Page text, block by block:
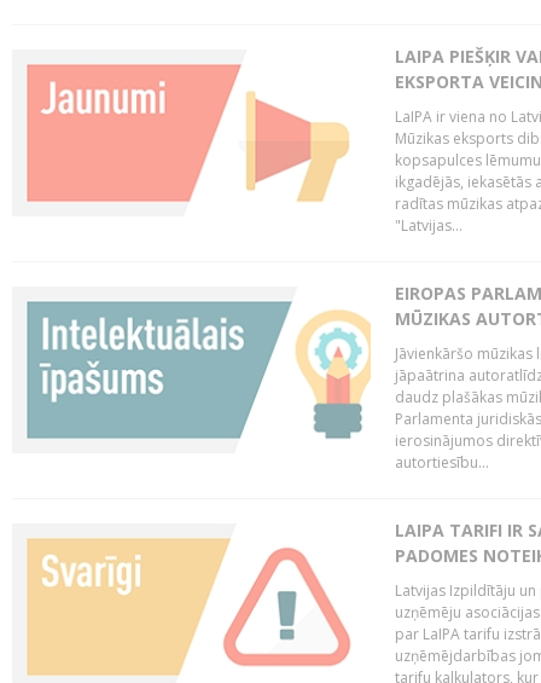
LAIPA PIEŠĶIR
EKSPORTA
LaIPA ir viena no
Mūzikas eksports
kopsapulces
ikgadējās, iekasētās
radītas mūzikas
"Latvijas...
EIROPAS
MŪZIKAS
Jāvienkāršo
jāpaātrina
daudz plašākas
Parlamenta
ierosinājumos
autortiesību...
LAIPA TARIFI IR
PADOMES
Latvijas Izpildītāju
uzņēmēju
par LaIPA tarifu
uzņēmējdarbības
tarifu kalkulators,